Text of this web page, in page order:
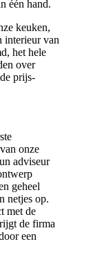
één hand.
keuken,
interieur van
het hele
over
prijs-
onze
adviseur
geheel
netjes op.
met de
de firma
een